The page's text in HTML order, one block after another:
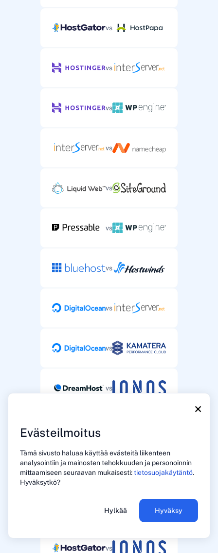
×
Evästeilmoitus
Tämä sivusto haluaa käyttää evästeitä liikenteen
analysointiin ja mainosten tehokkuuden ja personoinnin
mittaamiseen seuraavan mukaisesti:tietosuojakäytäntö.
Hyväksytkö?
Hylkää Hyväksy
vs
vs
vs
vs
vs
vs
vs
vs
vs
vs
vs
vs
vs